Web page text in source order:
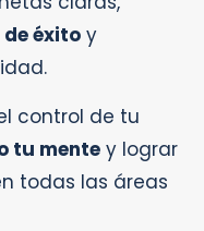
éxito y
control de tu
tu mente y lograr
todas las áreas